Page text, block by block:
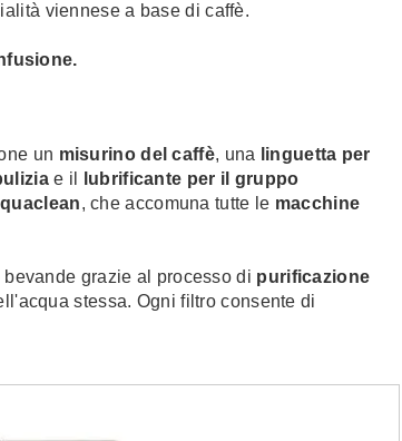
viennese a base di caffè.
un misurino del caffè, una
linguetta per
e il
lubrificante per il gruppo
, che accomuna tutte le macchine
grazie al processo di purificazione
stessa. Ogni filtro consente di